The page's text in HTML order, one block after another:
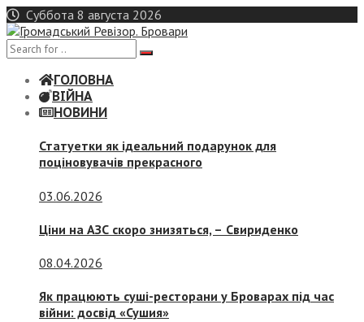
Skip
to
content
Суббота 8 августа 2026
ГОЛОВНА
ВІЙНА
НОВИНИ
Статуетки як ідеальний подарунок для
поціновувачів прекрасного
03.06.2026
Ціни на АЗС скоро знизяться, – Свириденко
08.04.2026
Як працюють суші-ресторани у Броварах під час
війни: досвід «Сушия»